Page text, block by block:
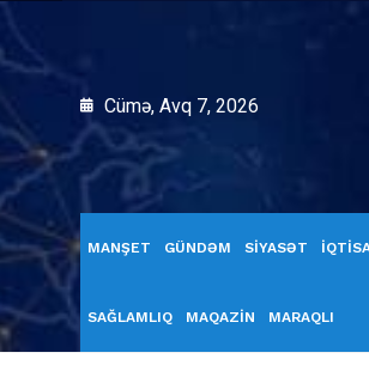
Cümə, Avq 7, 2026
MANŞET GÜNDƏM SİYASƏT
SAĞLAMLIQ MAQAZİN MARAQLI